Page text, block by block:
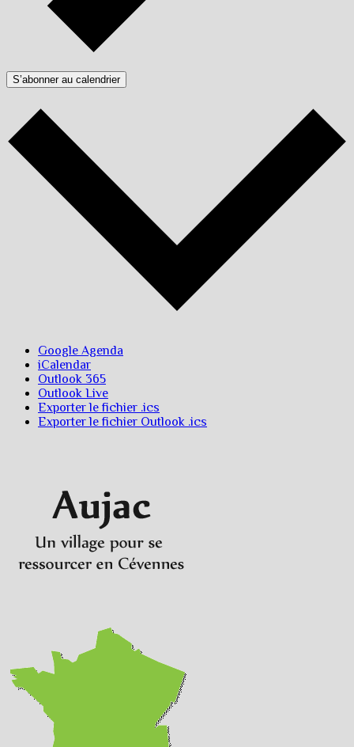
S’abonner au calendrier
Google Agenda
iCalendar
Outlook 365
Outlook Live
Exporter le fichier .ics
Exporter le fichier Outlook .ics